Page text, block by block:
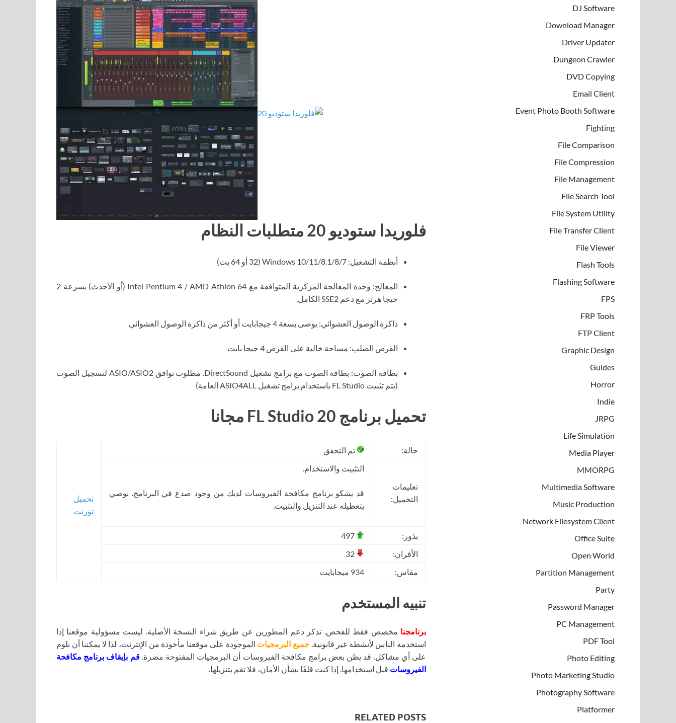
فلوريدا ستوديو 20 متطلبات النظام
أنظمة التشغيل: Windows 10/11/8.1/8/7 (32 أو 64 بت)
المعالج: وحدة المعالجة المركزية المتوافقة مع Intel Pentium 4 / AMD Athlon 64 (أو الأحدث) بسرعة 2
جيجا هرتز مع دعم SSE2 الكامل.
ذاكرة الوصول العشوائي: يوصى بسعة 4 جيجابايت أو أكثر من ذاكرة الوصول العشوائي
القرص الصلب: مساحة خالية على القرص 4 جيجا بايت
بطاقة الصوت: بطاقة الصوت مع برامج تشغيل DirectSound. مطلوب توافق ASIO/ASIO2 لتسجيل الصوت
(يتم تثبيت FL Studio باستخدام برامج تشغيل ASIO4ALL العامة)
تحميل برنامج FL Studio 20 مجانا
حالة: تم التحقق
تحميل
تورنت
تعليمات
التحميل:
التثبيت والاستخدام.
قد يشكو برنامج مكافحة الفيروسات لديك من وجود صدع في البرنامج. نوصي
بتعطيله عند التنزيل والتثبيت.
بذور:
الأقران:
مقاس:
934 ميجابايت
تنبيه المستخدم
برنامجنا مخصص فقط للفحص. تذكر دعم المطورين عن طريق شراء النسخة الأصلية. ليست مسؤولية موقعنا إذا
استخدمه الناس لأنشطة غير قانونية. جميع البرمجيات الموجودة على موقعنا مأخوذة من الإنترنت، لذا لا يمكننا أن نلوم
على أي مشاكل. قد يظن بعض برامج مكافحة الفيروسات أن البرمجيات المفتوحة مضرة.قم بإيقاف برنامج مكافحة
الفيروسات قبل استخدامها. إذا كنت قلقًا بشأن الأمان، فلا تقم بتنزيلها.
RELATED POSTS
DJ Software
Download Manager
Driver Updater
Dungeon Crawler
DVD Copying
Email Client
Event Photo Booth Software
Fighting
File Comparison
File Compression
File Management
File Search Tool
File System Utility
File Transfer Client
File Viewer
Flash Tools
Flashing Software
FPS
FRP Tools
FTP Client
Graphic Design
Guides
Horror
Indie
JRPG
Life Simulation
Media Player
MMORPG
Multimedia Software
Music Production
Network Filesystem Client
Office Suite
Open World
Partition Management
Party
Password Manager
PC Management
PDF Tool
Photo Editing
Photo Marketing Studio
Photography Software
Platformer